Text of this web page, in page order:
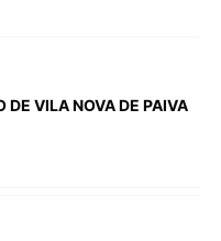
DE VILA NOVA DE PAIVA